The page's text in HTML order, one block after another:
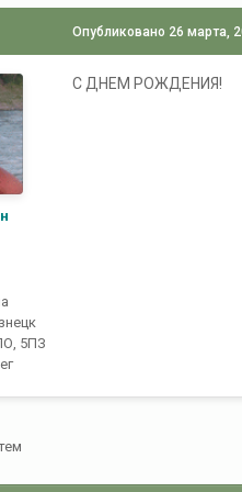
5ПЗ
Опубликовано 26 марта,
С ДНЕМ РОЖДЕНИЯ!